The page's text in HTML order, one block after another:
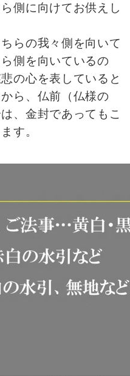
側に向けてお供えし
らの我々側を向いて
側を向いているの
の心を表していると
ら、仏前（仏様の
、金封であってもこ
す。